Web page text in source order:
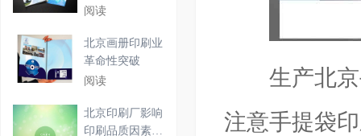
生产北京
注意手提袋
阅读
北京画册印刷业
革命性突破
阅读
北京印刷厂影响
印刷品质因素及